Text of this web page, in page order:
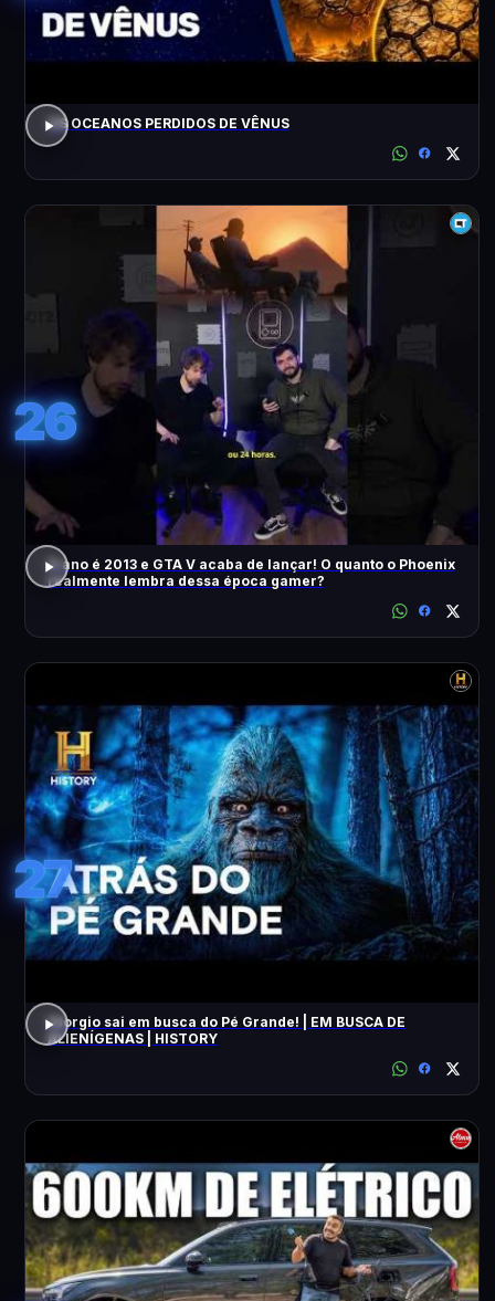
OS OCEANOS PERDIDOS DE VÊNUS
26
O ano é 2013 e GTA V acaba de lançar! O quanto o Phoenix
realmente lembra dessa época gamer?
27
Giorgio sai em busca do Pé Grande! | EM BUSCA DE
ALIENÍGENAS | HISTORY